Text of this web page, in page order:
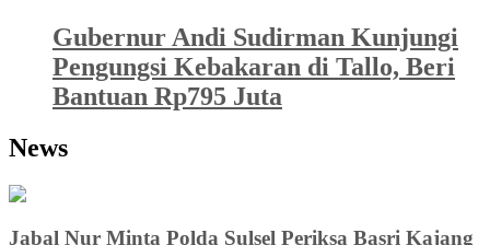
Gubernur Andi Sudirman Kunjungi
Pengungsi Kebakaran di Tallo, Beri
Bantuan Rp795 Juta
News
Jabal Nur Minta Polda Sulsel Periksa Basri Kajang